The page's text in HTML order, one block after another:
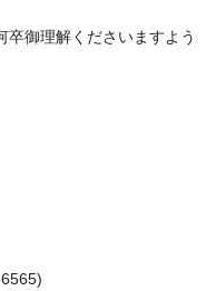
卒御理解くださいますよう